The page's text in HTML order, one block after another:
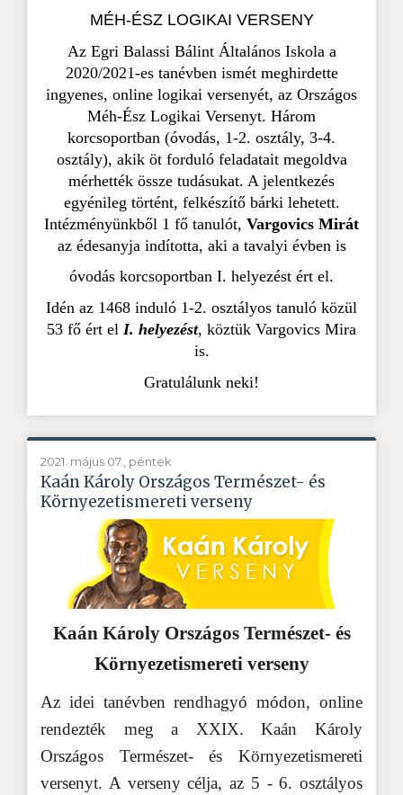
MÉH-ÉSZ LOGIKAI VERSENY
Az Egri Balassi Bálint Általános Iskola a
2020/2021-es tanévben ismét meghirdette
ingyenes, online logikai versenyét, az Országos
Méh-Ész Logikai Versenyt. Három
korcsoportban (óvodás, 1-2. osztály, 3-4.
osztály), akik öt fordulófeladatait megoldva
mérhették össze tudásukat. A jelentkezés
egyénileg történt, felkészítő bárki lehetett.
Intézményünkből 1 fő tanulót, Vargovics Mirát
az édesanyja indította, aki a tavalyi évben is
óvodás korcsoportban I. helyezést ért el.
Idén az 1468 induló 1-2. osztályos tanuló közül
53 fő ért el I. helyezést, köztük Vargovics Mira
is.
Gratulálunk neki!
2021. május 07., péntek
Kaán Károly Országos Természet- és
Környezetismereti verseny
Kaán Károly Országos Természet- és
Környezetismereti verseny
Az idei tanévben rendhagyó módon, online
rendezték meg a XXIX. Kaán Károly
Országos Természet- és Környezetismereti
versenyt. A verseny célja, az 5 - 6. osztályos